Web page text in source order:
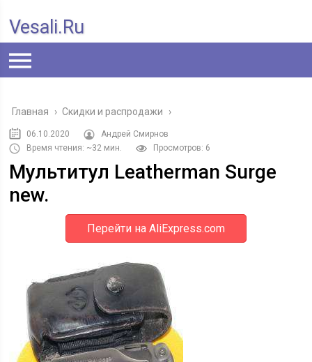
Vesali.ru
Главная › Скидки и распродажи ›
06.10.2020
Андрей Смирнов
Время чтения: ~32 мин.
Просмотров: 6
Мультитул Leatherman Surge
new.
Перейти на AliExpress.com